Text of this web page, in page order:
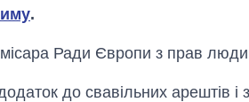
.
Ради Європи з прав
до свавільних арештів і